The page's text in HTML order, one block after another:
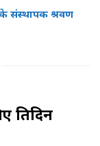
संस्थापक श्रवण